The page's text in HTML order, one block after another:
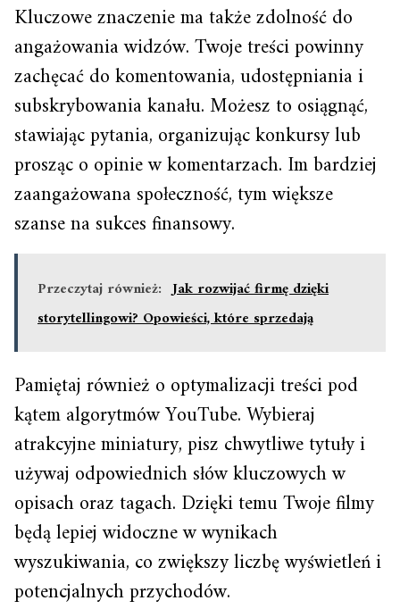
Kluczowe znaczenie ma także zdolność do
angażowania widzów. Twoje treści powinny
zachęcać do komentowania, udostępniania i
subskrybowania kanału. Możesz to osiągnąć,
stawiając pytania, organizując konkursy lub
prosząc o opinie w komentarzach. Im bardziej
zaangażowana społeczność, tym większe
szanse na sukces finansowy.
Przeczytaj również: Jak rozwijać firmę dzięki
storytellingowi? Opowieści, które sprzedają
Pamiętaj również o optymalizacji treści pod
kątem algorytmów YouTube. Wybieraj
atrakcyjne miniatury, pisz chwytliwe tytuły i
używaj odpowiednich słów kluczowych w
opisach oraz tagach. Dzięki temu Twoje filmy
będą lepiej widoczne w wynikach
wyszukiwania, co zwiększy liczbę wyświetleń i
potencjalnych przychodów.